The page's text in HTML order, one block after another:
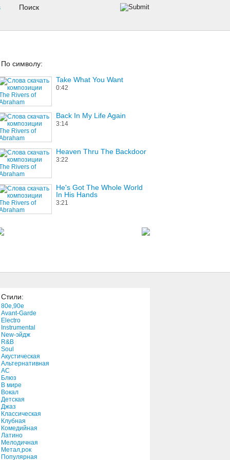
По символу:
Take What You Want
0:42
Back In My Life Again
3:14
Heaven Thru The Backdoor
3:22
He's Got The Whole World
In His Hands
3:21
4:24
Стили:
80e,90e
Avant-Garde
Electro
Instrumental
New-эйдж
R&B
Soul
Акустическая
Альтернативная
АС
Блюз
В мире
Вокал
Детская
Джаз
Классическая
Клубная
Комедийная
Латино
Мелодичная
Метал,рок
Популярная